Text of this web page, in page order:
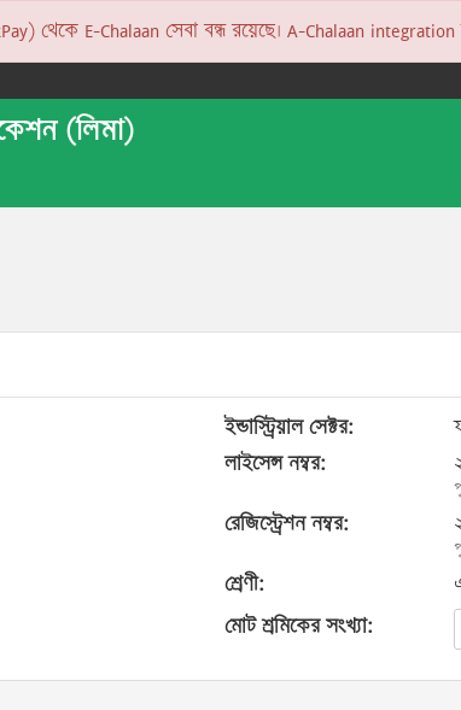
E-Chalaan সেবা বন্ধ রয়েছে। A-Chalaan integration
(লিমা)
ইন্ডাস্ট্রিয়াল সেক্টর:
লাইসেন্স নম্বর:
রেজিস্ট্রেশন নম্বর:
শ্রেণী:
মোট শ্রমিকের সংখ্যা: